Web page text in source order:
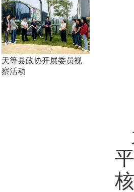
天等县政协开展委员视
察活动